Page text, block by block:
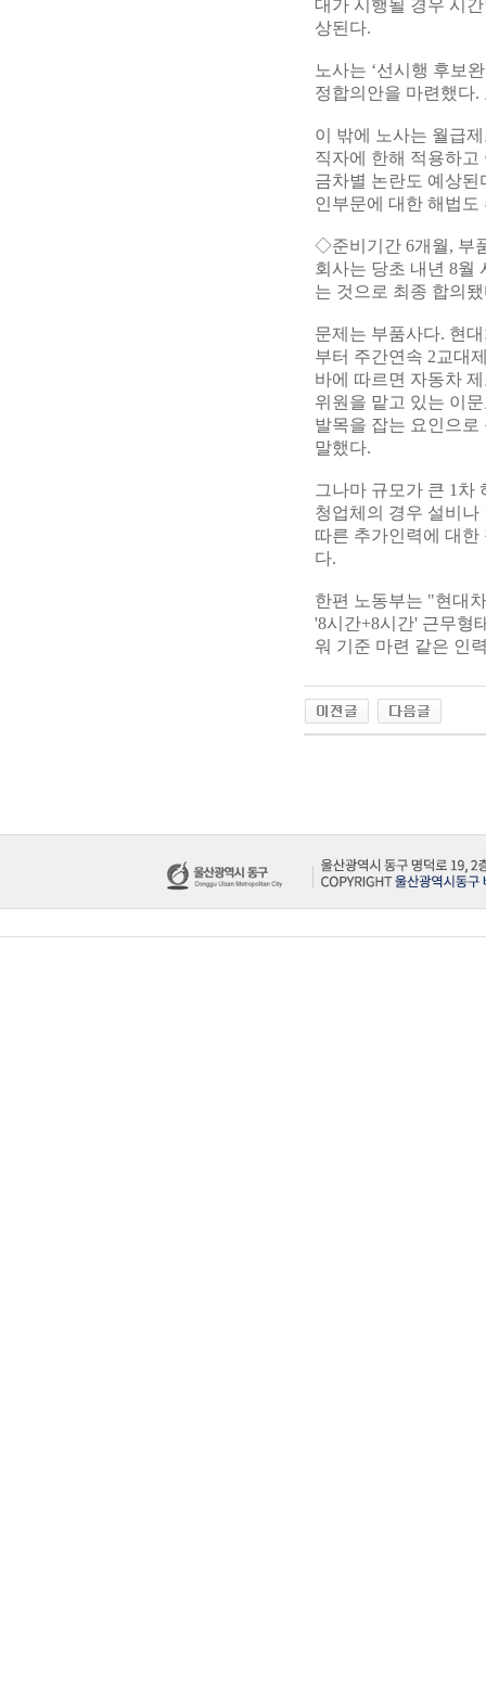
대가 시행될 경우 시
상된다.
노사는 ‘선시행 후보
정합의안을 마련했다
이 밖에 노사는 월급
직자에 한해 적용하
금차별 논란도 예상
인부문에 대한 해법
◇준비기간 6개월, 부
회사는 당초 내년 8월
는 것으로 최종 합의
문제는 부품사다. 현
부터 주간연속 2교대
바에 따르면 자동차
위원을 맡고 있는 이
발목을 잡는 요인으
말했다.
그나마 규모가 큰 1차
청업체의 경우 설비
따른 추가인력에 대
다.
한편 노동부는 "현대
'8시간+8시간' 근무형
워 기준 마련 같은 인